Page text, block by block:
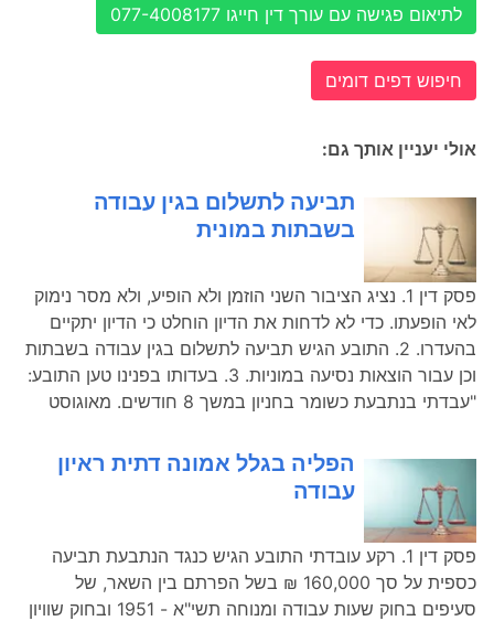
לתיאום פגישה עם עורך דין חייגו 077-4008177
חיפוש דפים דומים
אולי יעניין אותך גם:
תביעה לתשלום בגין עבודה
בשבתות במונית
פסק דין 1. נציג הציבור השני הוזמן ולא הופיע, ולא מסר נימוק
לאי הופעתו. כדי לא לדחות את הדיון הוחלט כי הדיון יתקיים
בהעדרו. 2. התובע הגיש תביעה לתשלום בגין עבודה בשבתות
וכן עבור הוצאות נסיעה במוניות. 3. בעדותו בפנינו טען התובע:
"עבדתי בנתבעת כשומר בחניון במשך 8 חודשים. מאוגוסט
הפליה בגלל אמונה דתית ראיון
עבודה
פסק דין 1. רקע עובדתי התובע הגיש כנגד הנתבעת תביעה
כספית על סך 160,000 ₪ בשל הפרתם בין השאר, של
סעיפים בחוק שעות עבודה ומנוחה תשי"א - 1951 ובחוק שוויון